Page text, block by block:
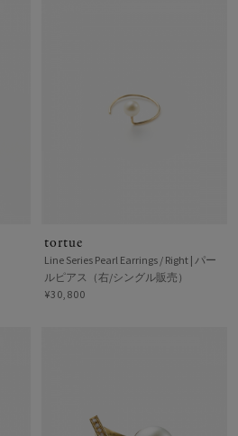
tortue
Line Series Pearl Earrings / Right | パー
ルピアス（右/シングル販売）
¥30,800